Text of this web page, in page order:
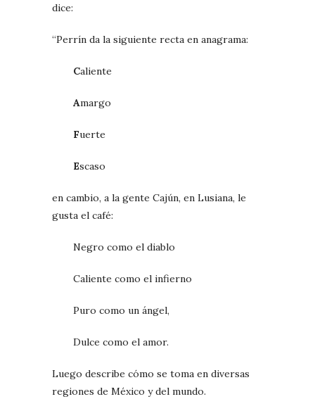
dice:
“Perrín da la siguiente recta en anagrama:
Caliente
Amargo
Fuerte
Escaso
en cambio, a la gente Cajún, en Lusiana, le
gusta el café:
Negro como el diablo
Caliente como el infierno
Puro como un ángel,
Dulce como el amor.
Luego describe cómo se toma en diversas
regiones de México y del mundo.